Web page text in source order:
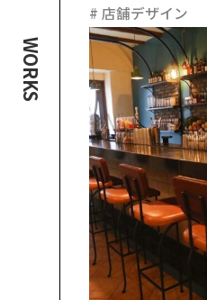
WORKS
# 店舗デザイン